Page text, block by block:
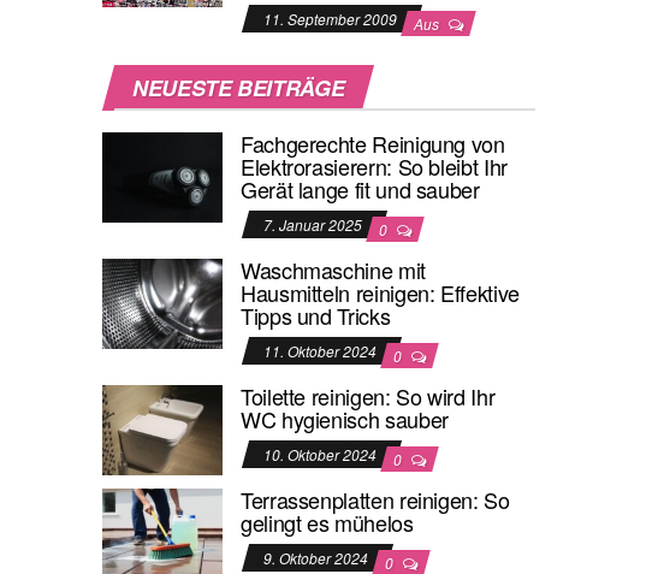
11. September 2009 Aus
NEUESTE BEITRÄGE
Fachgerechte Reinigung von
Elektrorasierern: So bleibt Ihr
Gerät lange fit und sauber
7. Januar 2025 0
Waschmaschine mit
Hausmitteln reinigen: Effektive
Tipps und Tricks
11. Oktober 2024 0
Toilette reinigen: So wird Ihr
WC hygienisch sauber
10. Oktober 2024 0
Terrassenplatten reinigen: So
gelingt es mühelos
9. Oktober 2024 0